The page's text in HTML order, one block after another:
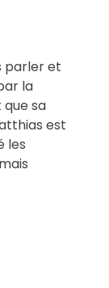
parler et
la
que sa
est
les